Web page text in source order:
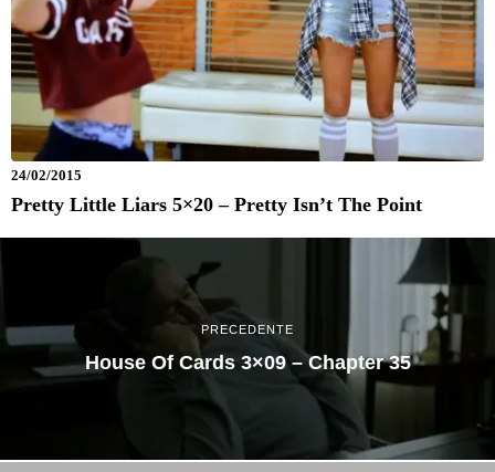
24/02/2015
Pretty Little Liars 5×20 – Pretty Isn’t The Point
PRECEDENTE
House Of Cards 3×09 – Chapter 35